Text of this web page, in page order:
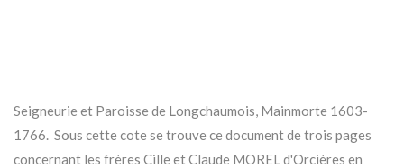
Seigneurie et Paroisse de Longchaumois, Mainmorte 1603-
1766. Sous cette cote se trouve ce document de trois pages
concernant les frères Cille et Claude MOREL d'Orcières en